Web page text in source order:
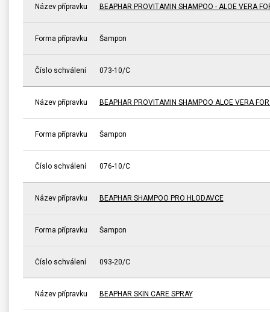
Název přípravku BEAPHAR PROVITAMIN SHAMPOO - ALOE VERA
Forma přípravku Šampon
Číslo schválení 073-10/C
Název přípravku BEAPHAR PROVITAMIN SHAMPOO ALOE VERA
Forma přípravku Šampon
Číslo schválení 076-10/C
Název přípravku BEAPHAR SHAMPOO PRO HLODAVCE
Forma přípravku Šampon
Číslo schválení 093-20/C
Název přípravku BEAPHAR SKIN CARE SPRAY